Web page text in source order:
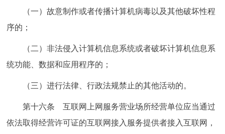
（一）故意制作或者传播计算机病毒以及其他破坏性程
序的；
（二）非法侵入计算机信息系统或者破坏计算机信息系
统功能、数据和应用程序的；
（三）进行法律、行政法规禁止的其他活动的。
第十六条 互联网上网服务营业场所经营单位应当通过
依法取得经营许可证的互联网接入服务提供者接入互联网，